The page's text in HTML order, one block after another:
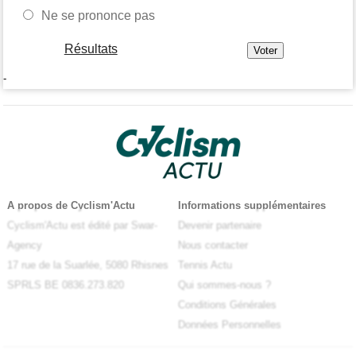
Ne se prononce pas
Résultats
-
A propos de Cyclism'Actu
Cyclism'Actu est édité par Swar-
Agency
17 rue de la Suarlée, 5080 Rhisnes
SPRLS BE 0836.273.820
Informations supplémentaires
Devenir partenaire
Nous contacter
Tennis Actu
Qui sommes-nous ?
Conditions Générales
Données Personnelles